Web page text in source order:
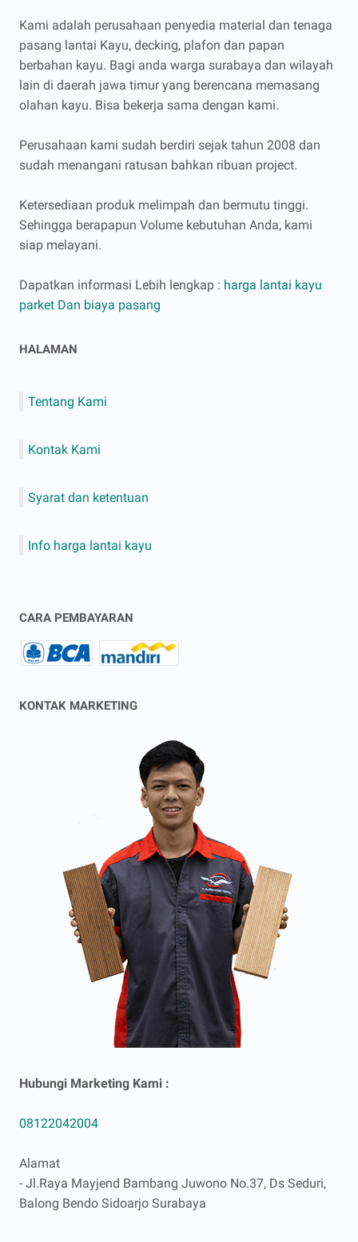
Kami adalah perusahaan penyedia material dan tenaga
pasang lantai Kayu, decking, plafon dan papan
berbahan kayu. Bagi anda warga surabaya dan wilayah
lain di daerah jawa timur yang berencana memasang
olahan kayu. Bisa bekerja sama dengan kami.
Perusahaan kami sudah berdiri sejak tahun 2008 dan
sudah menangani ratusan bahkan ribuan project.
Ketersediaan produk melimpah dan bermutu tinggi.
Sehingga berapapun Volume kebutuhan Anda, kami
siap melayani.
Dapatkan informasi Lebih lengkap : harga lantai kayu
parket Dan biaya pasang
HALAMAN
Tentang Kami
Kontak Kami
Syarat dan ketentuan
Info harga lantai kayu
CARA PEMBAYARAN
KONTAK MARKETING
Hubungi Marketing Kami :
08122042004
Alamat
- Jl.Raya Mayjend Bambang Juwono No.37, Ds Seduri,
Balong Bendo Sidoarjo Surabaya